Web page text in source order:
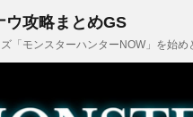
ウ攻略まとめGS
「モンスターハンターNOW」を始